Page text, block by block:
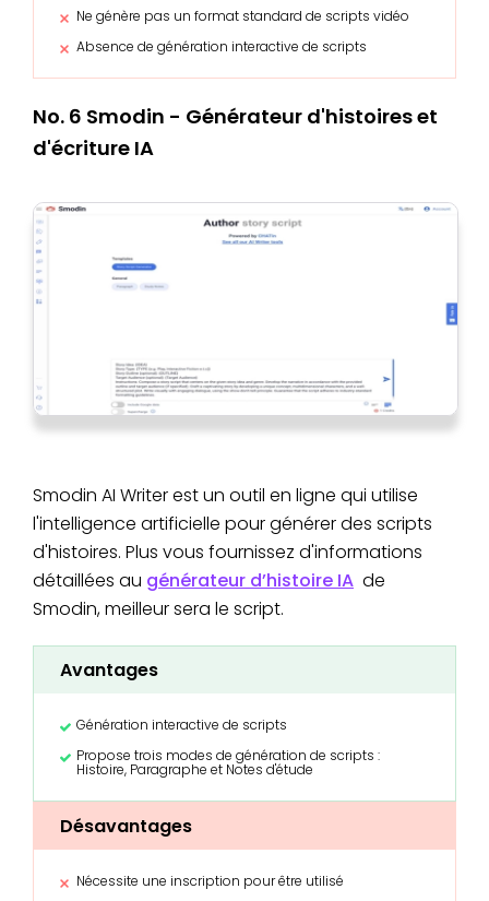
Ne génère pas un format standard de scripts vidéo
Absence de génération interactive de scripts
No. 6 Smodin - Générateur d'histoires et
d'écriture IA
Smodin AI Writer est un outil en ligne qui utilise
l'intelligence artificielle pour générer des scripts
d'histoires. Plus vous fournissez d'informations
détaillées au générateur d’histoire IA de
Smodin, meilleur sera le script.
Avantages
Génération interactive de scripts
Propose trois modes de génération de scripts :
Histoire, Paragraphe et Notes d'étude
Désavantages
Nécessite une inscription pour être utilisé